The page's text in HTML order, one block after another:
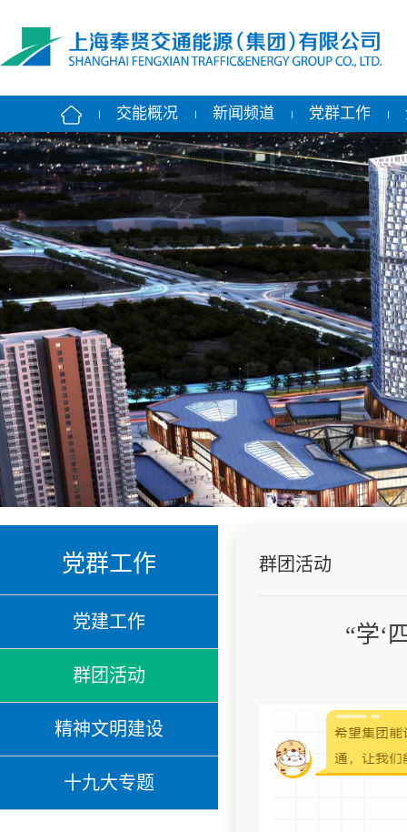
交能概况 新闻频道 党群工作
党群工作
党建工作
群团活动
精神文明建设
十九大专题
群团活动
“学‘